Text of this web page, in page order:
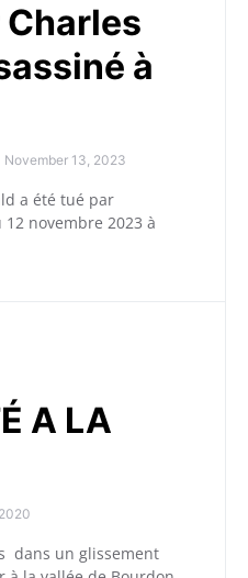
à
November 13, 2023
a été tué par
novembre 2023 à
A LA
dans un glissement